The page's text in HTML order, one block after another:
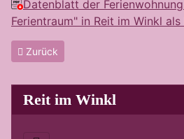
Reit im Winkl
Datenblatt der
Ferientraum" in Reit im Winkl als
Vorheriger Beitrag: Ferienwohnung
Zurück